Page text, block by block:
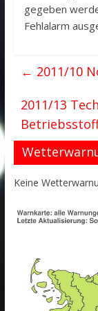
gegeben
Fehlalarm
← 2011/10
2011/13
Keine